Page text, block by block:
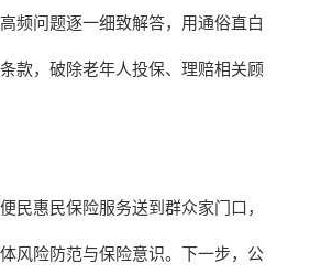
频问题逐一细致解答，用通俗直白
款，破除老年人投保、理赔相关顾
民惠民保险服务送到群众家门口，
风险防范与保险意识。下一步，公